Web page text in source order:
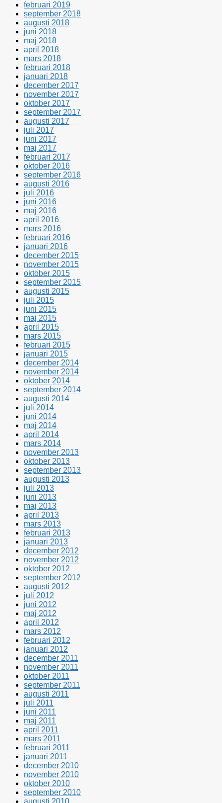
februari 2019
september 2018
augusti 2018
juni 2018
maj 2018
april 2018
mars 2018
februari 2018
januari 2018
december 2017
november 2017
oktober 2017
september 2017
augusti 2017
juli 2017
juni 2017
maj 2017
februari 2017
oktober 2016
september 2016
augusti 2016
juli 2016
juni 2016
maj 2016
april 2016
mars 2016
februari 2016
januari 2016
december 2015
november 2015
oktober 2015
september 2015
augusti 2015
juli 2015
juni 2015
maj 2015
april 2015
mars 2015
februari 2015
januari 2015
december 2014
november 2014
oktober 2014
september 2014
augusti 2014
juli 2014
juni 2014
maj 2014
april 2014
mars 2014
november 2013
oktober 2013
september 2013
augusti 2013
juli 2013
juni 2013
maj 2013
april 2013
mars 2013
februari 2013
januari 2013
december 2012
november 2012
oktober 2012
september 2012
augusti 2012
juli 2012
juni 2012
maj 2012
april 2012
mars 2012
februari 2012
januari 2012
december 2011
november 2011
oktober 2011
september 2011
augusti 2011
juli 2011
juni 2011
maj 2011
april 2011
mars 2011
februari 2011
januari 2011
december 2010
november 2010
oktober 2010
september 2010